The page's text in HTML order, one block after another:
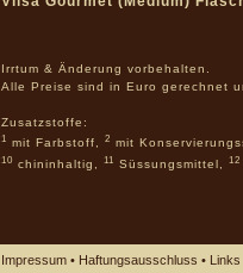
Irrtum & Änderung vorbehalten.
Alle Preise sind in Euro gerechnet
Zusatzstoffe:
1 mit Farbstoff, 2 mit
10 chininhaltig, 11 Süssungsmittel, 12
Impressum • Haftungsausschluss • Links